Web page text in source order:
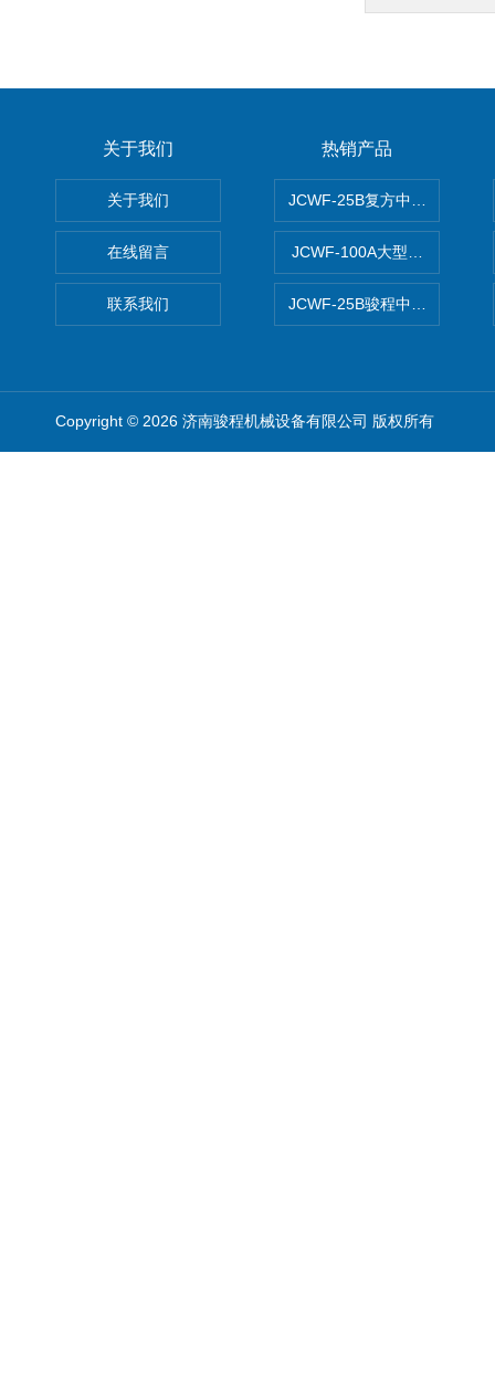
关于我们
关于我们
在线留言
联系我们
热销产品
JCWF-25B复方中药材超微粉
JCWF-100A大型中药材超微
JCWF-25B骏程中草药超细粉
Copyright © 2026 济南骏程机械设备有限公司 版权所有